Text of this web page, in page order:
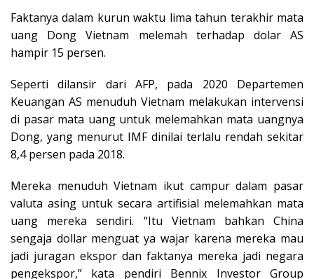
Faktanya dalam kurun waktu lima tahun terakhir mata
uang Dong Vietnam melemah terhadap dolar AS
hampir 15 persen.
Seperti dilansir dari AFP, pada 2020 Departemen
Keuangan AS menuduh Vietnam melakukan intervensi
di pasar mata uang untuk melemahkan mata uangnya
Dong, yang menurut IMF dinilai terlalu rendah sekitar
8,4 persen pada 2018.
Mereka menuduh Vietnam ikut campur dalam pasar
valuta asing untuk secara artifisial melemahkan mata
uang mereka sendiri. “Itu Vietnam bahkan China
sengaja dollar menguat ya wajar karena mereka mau
jadi juragan ekspor dan faktanya mereka jadi negara
pengekspor,” kata pendiri Bennix Investor Group